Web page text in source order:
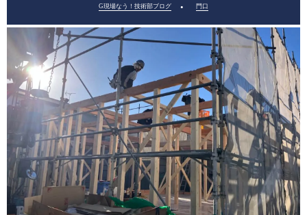
G現場なう！技術部ブログ 門口